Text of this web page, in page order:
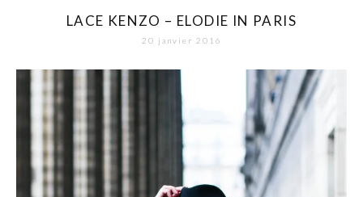
LACE KENZO – ELODIE IN PARIS
20 janvier 2016